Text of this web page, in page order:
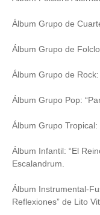
Álbum Grupo de
Álbum Grupo de
Álbum Grupo de Rock:
Álbum Grupo Pop:
Álbum Grupo Tropical:
Álbum Infantil: “El
Escalandrum.
Álbum Instrumental-
Reflexiones” de Lito